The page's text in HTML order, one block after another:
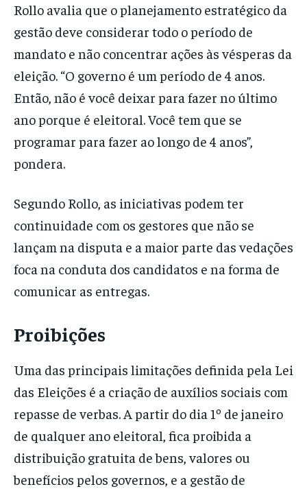
Rollo avalia que o planejamento estratégico da
gestão deve considerar todo o período de
mandato e não concentrar ações às vésperas da
eleição. “O governo é um período de 4 anos.
Então, não é você deixar para fazer no último
ano porque é eleitoral. Você tem que se
programar para fazer ao longo de 4 anos”,
pondera.
Segundo Rollo, as iniciativas podem ter
continuidade com os gestores que não se
lançam na disputa e a maior parte das vedações
foca na conduta dos candidatos e na forma de
comunicar as entregas.
Proibições
Uma das principais limitações definida pela Lei
das Eleições é a criação de auxílios sociais com
repasse de verbas. A partir do dia 1º de janeiro
de qualquer ano eleitoral, fica proibida a
distribuição gratuita de bens, valores ou
benefícios pelos governos, e a gestão de